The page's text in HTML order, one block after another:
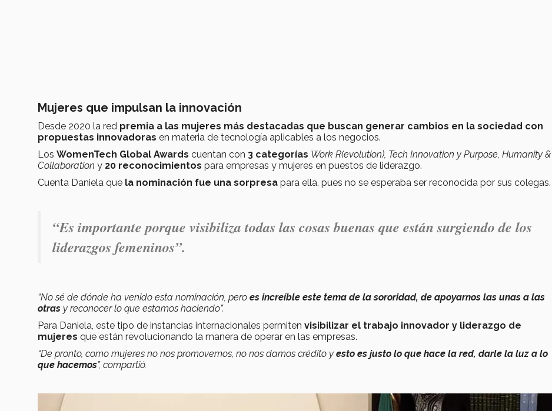
Mujeres que impulsan la innovación
Desde 2020 la red premia a las mujeres más destacadas que buscan generar cambios en la sociedad con
propuestas innovadoras en materia de tecnología aplicables a los negocios.
Los WomenTech Global Awards cuentan con 3 categorías Work R(evolution), Tech Innovation y Purpose, Humanity &
Collaboration y 20 reconocimientos para empresas y mujeres en puestos de liderazgo.
Cuenta Daniela que la nominación fue una sorpresa para ella, pues no se esperaba ser reconocida por sus colegas.
“Es importante porque visibiliza todas las cosas buenas que están surgiendo de los
liderazgos femeninos”.
“No sé de dónde ha venido esta nominación, pero es increíble este tema de la sororidad, de apoyarnos las unas a las
otras y reconocer lo que estamos haciendo”.
Para Daniela, este tipo de instancias internacionales permiten visibilizar el trabajo innovador y liderazgo de
mujeres que están revolucionando la manera de operar en las empresas.
“De pronto, como mujeres no nos promovemos, no nos damos crédito y esto es justo lo que hace la red, darle la luz a lo
que hacemos”, compartió.